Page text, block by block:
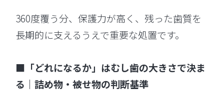
360度覆う分、保護力が高く、残った歯質を
長期的に支えるうえで重要な処置です。
■「どれになるか」はむし歯の大きさで決ま
る｜詰め物・被せ物の判断基準